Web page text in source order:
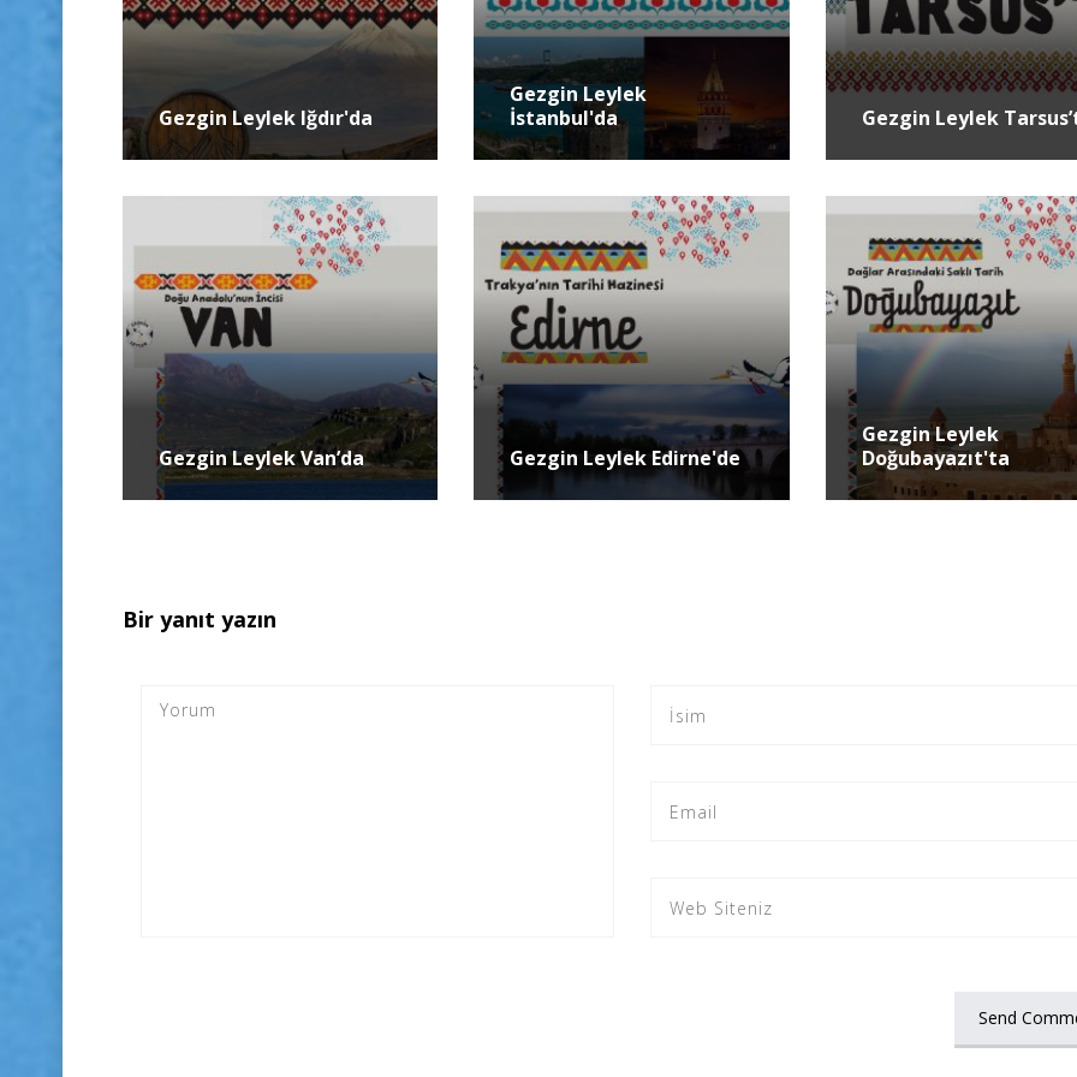
Gezgin Leylek Iğdır'da
Gezgin Leylek
İstanbul'da
Gezgin Leylek
Gezgin Leylek Van’da Gezgin Leylek Edirne'de
Gezgin Leylek
Doğubayazıt'ta
Bir yanıt yazın